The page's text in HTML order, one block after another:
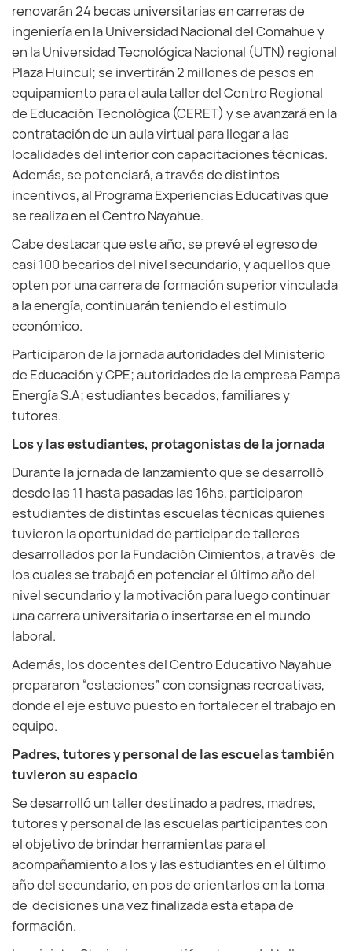
renovarán 24 becas universitarias en carreras de
ingeniería en la Universidad Nacional del Comahue y
en la Universidad Tecnológica Nacional (UTN) regional
Plaza Huincul; se invertirán 2 millones de pesos en
equipamiento para el aula taller del Centro Regional
de Educación Tecnológica (CERET) y se avanzará en la
contratación de un aula virtual para llegar a las
localidades del interior con capacitaciones técnicas.
Además, se potenciará, a través de distintos
incentivos, al Programa Experiencias Educativas que
se realiza en el Centro Nayahue.
Cabe destacar que este año, se prevé el egreso de
casi 100 becarios del nivel secundario, y aquellos que
opten por una carrera de formación superior vinculada
a la energía, continuarán teniendo el estimulo
económico.
Participaron de la jornada autoridades del Ministerio
de Educación y CPE; autoridades de la empresa Pampa
Energía S.A; estudiantes becados, familiares y
tutores.
Los y las estudiantes, protagonistas de la jornada
Durante la jornada de lanzamiento que se desarrolló
desde las 11 hasta pasadas las 16hs, participaron
estudiantes de distintas escuelas técnicas quienes
tuvieron la oportunidad de participar de talleres
desarrollados por la Fundación Cimientos, a través de
los cuales se trabajó en potenciar el último año del
nivel secundario y la motivación para luego continuar
una carrera universitaria o insertarse en el mundo
laboral.
Además, los docentes del Centro Educativo Nayahue
prepararon “estaciones” con consignas recreativas,
donde el eje estuvo puesto en fortalecer el trabajo en
equipo.
Padres, tutores y personal de las escuelas también
tuvieron su espacio
Se desarrolló un taller destinado a padres, madres,
tutores y personal de las escuelas participantes con
el objetivo de brindar herramientas para el
acompañamiento a los y las estudiantes en el último
año del secundario, en pos de orientarlos en la toma
de decisiones una vez finalizada esta etapa de
formación.